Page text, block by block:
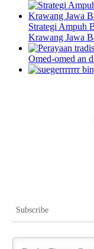
Strategi Ampuh
Krawang Jawa
Omed-omed an
Subscribe